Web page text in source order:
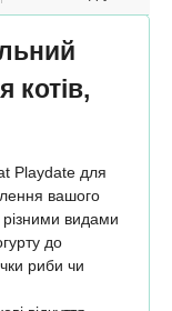
котів,
Playdate для
вашого
різними видами
до
риби чи